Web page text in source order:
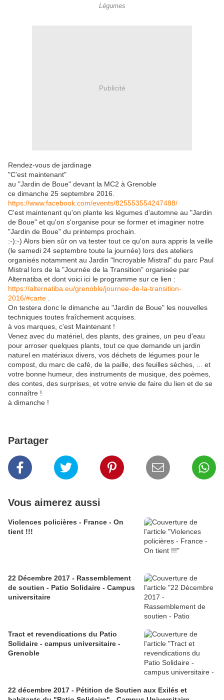
Légumes
Publicité
Rendez-vous de jardinage
"C'est maintenant"
au "Jardin de Boue" devant la MC2 à Grenoble
ce dimanche 25 septembre 2016.
https://www.facebook.com/events/825553554247488/
C'est maintenant qu'on plante les légumes d'automne au "Jardin
de Boue" et qu'on s'organise pour se former et imaginer notre
"Jardin de Boue" du printemps prochain.
:-):-) Alors bien sûr on va tester tout ce qu'on aura appris la veille
(le samedi 24 septembre toute la journée) lors des ateliers
organisés notamment au Jardin "Incroyable Mistral" du parc Paul
Mistral lors de la "Journée de la Transition" organisée par
Alternatiba et dont voici ici le programme sur ce lien :
https://alternatiba.eu/grenoble/journee-de-la-transition-
2016/#carte
On testera donc le dimanche au "Jardin de Boue" les nouvelles
techniques toutes fraîchement acquises.
à vos marques, c'est Maintenant !
Venez avec du matériel, des plants, des graines, un peu d'eau
pour arroser quelques plants, tout ce que demande un jardin
naturel en matériaux divers, vos déchets de légumes pour le
compost, du marc de café, de la paille, des feuilles sèches, ... et
votre bonne humeur, des instruments de musique, des poèmes,
des contes, des surprises, et votre envie de faire du lien et de se
connaître !
à dimanche !
Partager
Vous aimerez aussi
Violences policières - France - On
tient !!!
22 Décembre 2017 - Rassemblement
de soutien - Patio Solidaire - Campus
universitaire
Tract et revendications du Patio
Solidaire - campus universitaire -
Grenoble
22 décembre 2017 - Pétition de Soutien aux Exilés et